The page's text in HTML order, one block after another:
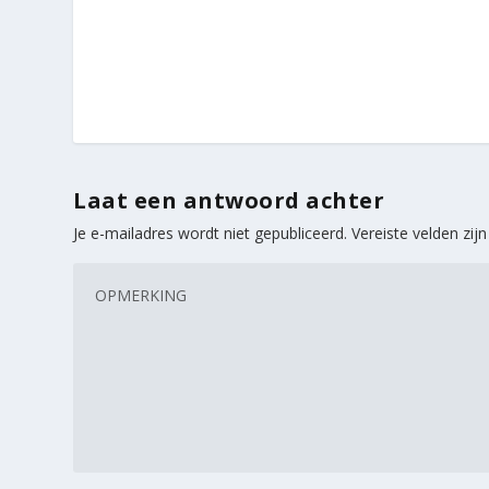
Laat een antwoord achter
Je e-mailadres wordt niet gepubliceerd. Vereiste velden